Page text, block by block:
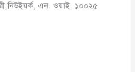
এন. ওয়াই. ১০০২৫